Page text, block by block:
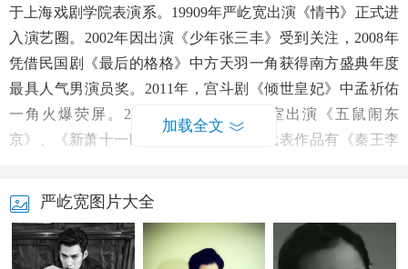
于上海戏剧学院表演系。19909年严屹宽出演《情书》正式进
入演艺圈。2002年因出演《少年张三丰》受到关注，2008年
凭借民国剧《最后的格格》中方天羽一角获得南方盛典年度
最具人气男演员奖。2011年，宫斗剧《倾世皇妃》中孟祈佑
一角火爆荧屏。2014年成立个人工作室出演《五鼠闹东
京》、《新萧十一郎》等剧。严屹宽的代表作品有《秦王李
加载全文
严屹宽图片大全